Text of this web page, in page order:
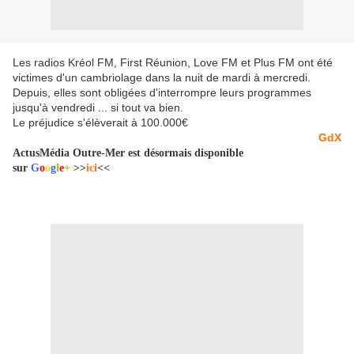
Les radios Kréol FM, First Réunion, Love FM et Plus FM ont été
victimes d'un cambriolage dans la nuit de mardi à mercredi.
Depuis, elles sont obligées d'interrompre leurs programmes
jusqu'à vendredi ... si tout va bien.
Le préjudice s'élèverait à 100.000€
GdX
ActusMédia Outre-Mer est désormais disponible
sur Google+ >>ici<<